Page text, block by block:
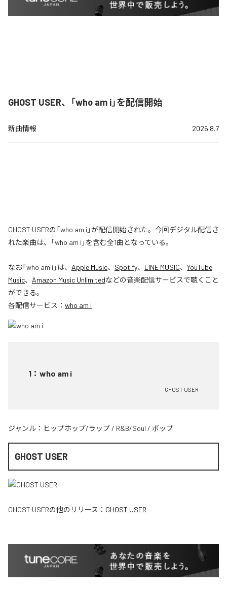
GHOST USER、「who am i」を配信開始
新曲情報 2026.8.7
GHOST USERの「who am i」が配信開始された。今回デジタル配信さ
れた楽曲は、「who am i」を含む全1曲となっている。
なお「who am i 」は、 Apple Music、 Spotify、 LINE MUSIC、 YouTube
Music、 Amazon Music Unlimitedなどの音楽配信サービスで聴くこと
ができる。
各配信サービス： who am i
1 ： who am i
GHOST USER
ジャンル： ヒップホップ/ラップ / R&B/Soul / ポップ
GHOST USER
GHOST USERの他のリリース： GHOST USER